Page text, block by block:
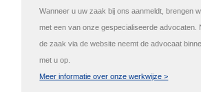
Wanneer u uw zaak bij ons aanmeldt, brengen
met een van onze gespecialiseerde advocaten.
de zaak via de website neemt de advocaat
met u op.
Meer informatie over onze werkwijze >